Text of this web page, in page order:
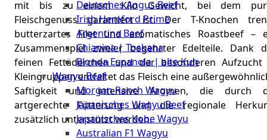
Stuttgart
Deutsches Angus Beef
Irish Hereford Prime
Argentina Beef
Chianina | Toskana
Blonda Espanola | alte Kuh
Wagyu Beef
Morgan Ranch Wagyu
Japanisches Wagyu Beef
Japanisches Kobe Wagyu
Australian F1 Wagyu
mit bis zu einem Kilo Gewicht, bei dem
Fleischgenuss garantiert ist. Der T-Knochen
butterzartes Filet und aromatisches Roastbeef –
Zusammenspiel zweier begehrter Edelteile. Dank
feinen Fettäderchen und der besonderen Aufzucht
Kleingruppen entfaltet das Fleisch eine
Saftigkeit und intensive Aromen, die durch
artgerechte Fütterung und die regionale
zusätzlich unterstützt werden.